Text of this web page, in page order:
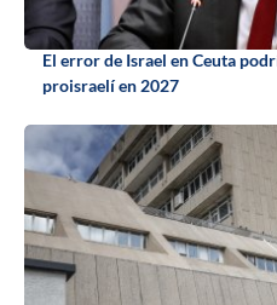
El error de Israel en Ceuta
proisraelí en 2027